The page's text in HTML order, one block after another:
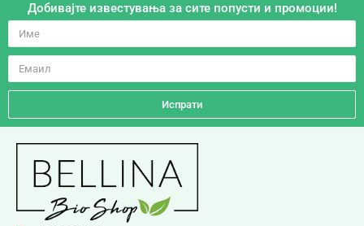
Добивајте известувања за сите попусти и промоции!
Испрати